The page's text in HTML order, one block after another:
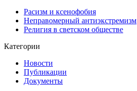
Расизм и ксенофобия
Неправомерный антиэкстремизм
Религия в светском обществе
Категории
Новости
Публикации
Документы